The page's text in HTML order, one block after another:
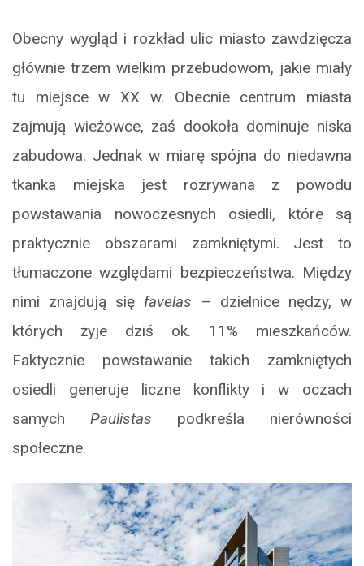
Obecny wygląd i rozkład ulic miasto zawdzięcza
głównie trzem wielkim przebudowom, jakie miały
tu miejsce w XX w. Obecnie centrum miasta
zajmują wieżowce, zaś dookoła dominuje niska
zabudowa. Jednak w miarę spójna do niedawna
tkanka miejska jest rozrywana z powodu
powstawania nowoczesnych osiedli, które są
praktycznie obszarami zamkniętymi. Jest to
tłumaczone względami bezpieczeństwa. Między
nimi znajdują się favelas – dzielnice nędzy, w
których żyje dziś ok. 11% mieszkańców.
Faktycznie powstawanie takich zamkniętych
osiedli generuje liczne konflikty i w oczach
samych Paulistas podkreśla nierówności
społeczne.